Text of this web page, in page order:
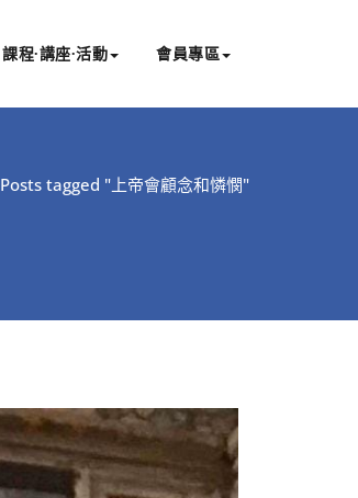
課程∙講座∙活動 會員專區
Posts tagged "上帝會顧念和憐憫"